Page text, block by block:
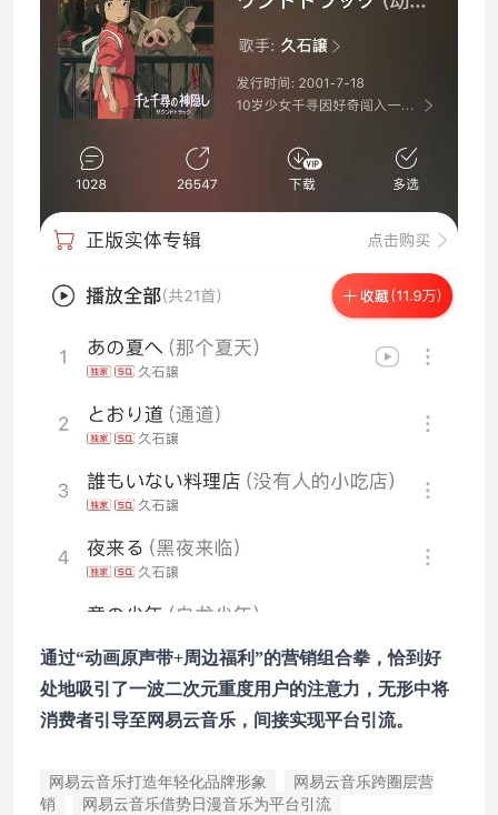
通过“动画原声带+周边福利”的营销组合拳，恰到好
处地吸引了一波二次元重度用户的注意力，无形中将
消费者引导至网易云音乐，间接实现平台引流。
网易云音乐打造年轻化品牌形象
网易云音乐跨圈层营
销
网易云音乐借势日漫音乐为平台引流